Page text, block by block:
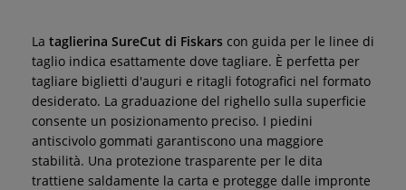
La taglierina SureCut di Fiskars con guida per le linee di
taglio indica esattamente dove tagliare. È perfetta per
tagliare biglietti d'auguri e ritagli fotografici nel formato
desiderato. La graduazione del righello sulla superficie
consente un posizionamento preciso. I piedini
antiscivolo gommati garantiscono una maggiore
stabilità. Una protezione trasparente per le dita
trattiene saldamente la carta e protegge dalle impronte